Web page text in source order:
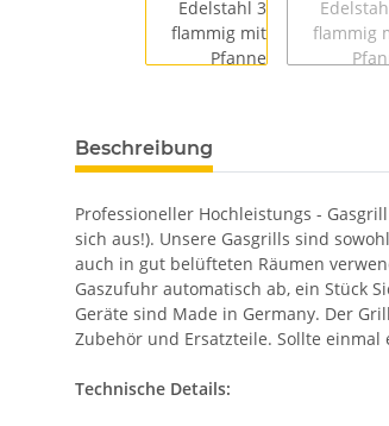
Beschreibung
Professioneller Hochleistungs -
sich aus!). Unsere Gasgrills sind
auch in gut belüfteten Räumen
Gaszufuhr automatisch ab, ein Stück
Geräte sind Made in Germany. Der
Zubehör und Ersatzteile. Sollte
Technische Details: